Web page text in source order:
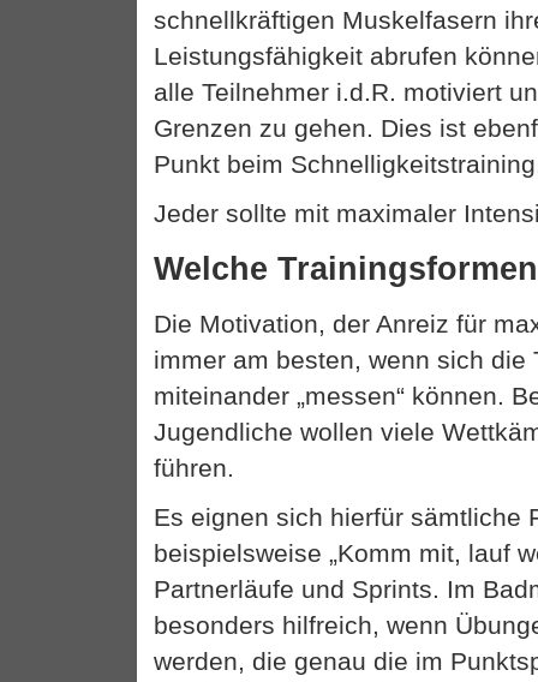
schnellkräftigen Muskelfasern
Leistungsfähigkeit abrufen
alle Teilnehmer i.d.R. motiviert
Grenzen zu gehen. Dies ist
Punkt beim
Jeder sollte mit maximaler
Welche
Die Motivation, der Anreiz für
immer am besten, wenn sich die
miteinander „messen“ können.
Jugendliche wollen viele
führen.
Es eignen sich hierfür sämtliche
beispielsweise „Komm mit, lauf
Partnerläufe und Sprints. Im
besonders hilfreich, wenn
werden, die genau die im